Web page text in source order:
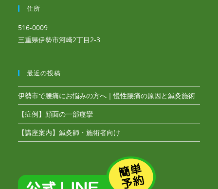
住所
516-0009
三重県伊勢市河崎2丁目2-3
最近の投稿
伊勢市で腰痛にお悩みの方へ｜慢性腰痛の原因と鍼灸施術
【症例】顔面の一部痙攣
【講座案内】鍼灸師・施術者向け